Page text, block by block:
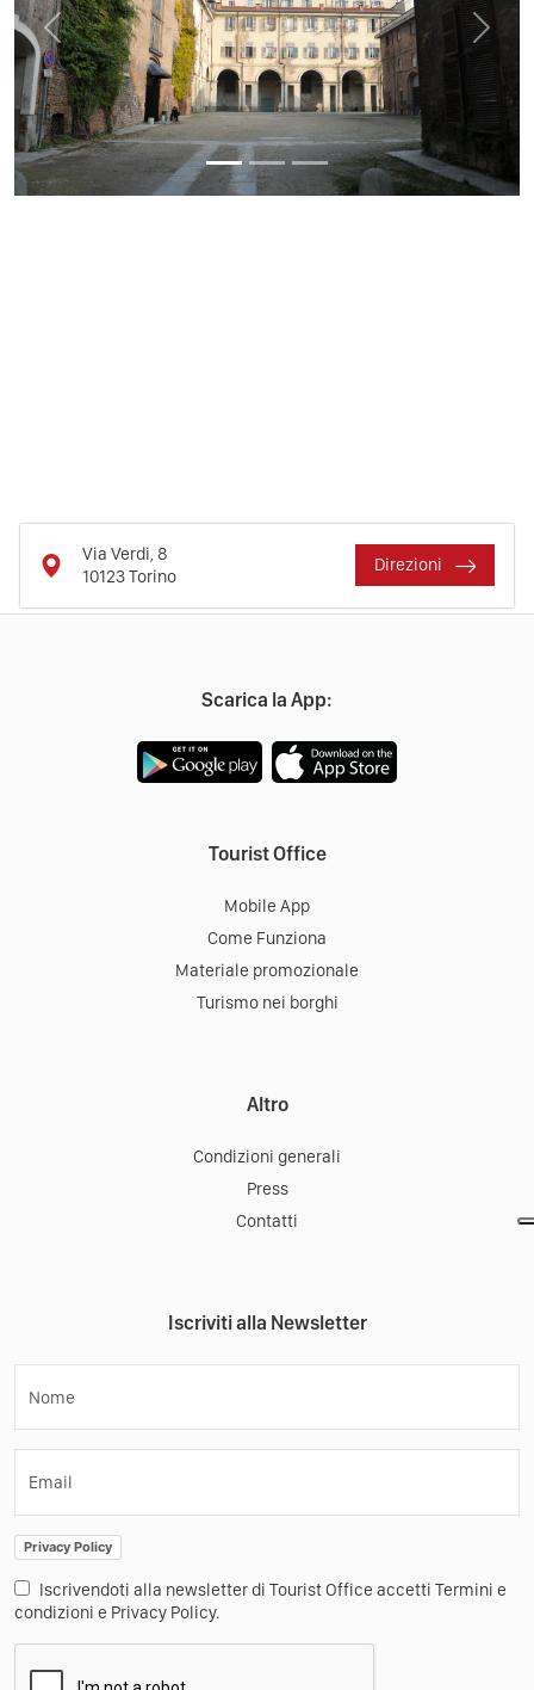
Previous Next
Via Verdi, 8
10123Torino
Direzioni
Scarica la App:
Tourist Office
Mobile App
Come Funziona
Materiale promozionale
Turismo nei borghi
Altro
Condizioni generali
Press
Contatti
Iscriviti alla Newsletter
Nome
Email
Privacy Policy
Iscrivendoti alla newsletter di Tourist Office accetti Termini e
condizioni e Privacy Policy.